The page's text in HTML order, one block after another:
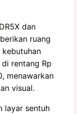
dan
ruang
rentang Rp
menawarkan
visual.
layar sentuh